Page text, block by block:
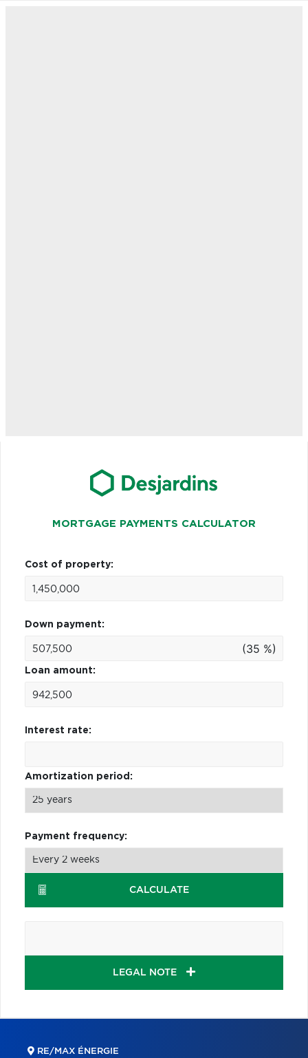
MORTGAGE PAYMENTS CALCULATOR
Cost of property:
Down payment:
(35 %)
Loan amount:
Interest rate:
Amortization period:
Payment frequency:
CALCULATE
LEGAL NOTE
RE/MAX ÉNERGIE